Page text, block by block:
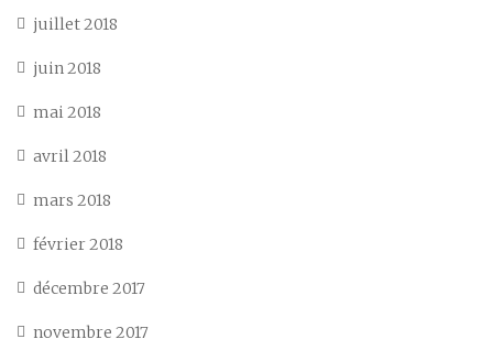
juillet 2018
juin 2018
mai 2018
avril 2018
mars 2018
février 2018
décembre 2017
novembre 2017